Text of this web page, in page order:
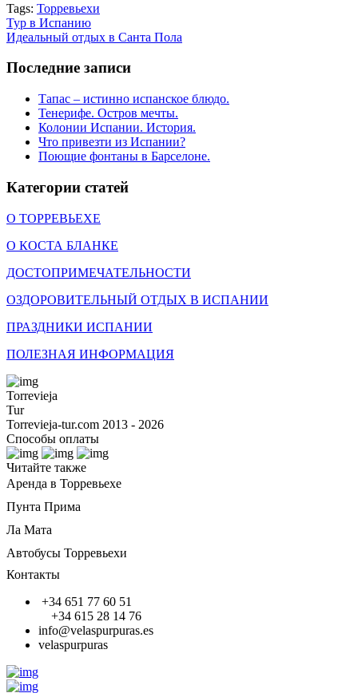
Tags: Торревьехи
Тур в Испанию
Идеальный отдых в Санта Пола
Последние записи
Тапас – истинно испанское блюдо.
Тенерифе. Остров мечты.
Колонии Испании. История.
Что привезти из Испании?
Поющие фонтаны в Барселоне.
Категории статей
О ТОРРЕВЬЕХЕ
О КОСТА БЛАНКЕ
ДОСТОПРИМЕЧАТЕЛЬНОСТИ
ОЗДОРОВИТЕЛЬНЫЙ ОТДЫХ В ИСПАНИИ
ПРАЗДНИКИ ИСПАНИИ
ПОЛЕЗНАЯ ИНФОРМАЦИЯ
Torrevieja
Tur
Torrevieja-tur.com 2013 - 2026
Способы оплаты
Читайте также
Аренда в Торревьехе
Пунта Прима
Ла Мата
Автобусы Торревьехи
Контакты
+34 651 77 60 51
+34 615 28 14 76
info@velaspurpuras.es
velaspurpuras